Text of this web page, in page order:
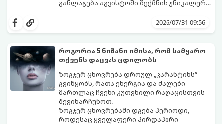
განლაგება აგვისტოში შექმნის უნიკალურ
ზოდიაქოს 4 ნიშანს ფინანსური წარმატების
შორის, ვისაც აგვისტოში ფინანსური
2026/07/31 09:56
როგორია 5 ნიშანი იმისა, რომ სამყარო
თქვენს დაცვას ცდილობს
ზოგჯერ ცხოვრება დროულ „კარანტინს“
გვიწყობს, რათა ენერგია და ძალები
მართლაც ჩვენი კუთვნილი რაღაცისთვის
შევინარჩუნოთ.
ზოგჯერ ცხოვრებაში დგება პერიოდი,
როდესაც ყველაფერი პირდაპირი